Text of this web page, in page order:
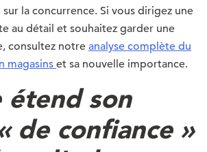
la concurrence. Si vous dirigez une
au détail et souhaitez garder une
consultez notre analyse complète du
magasins et sa nouvelle importance.
étend son
de confiance »